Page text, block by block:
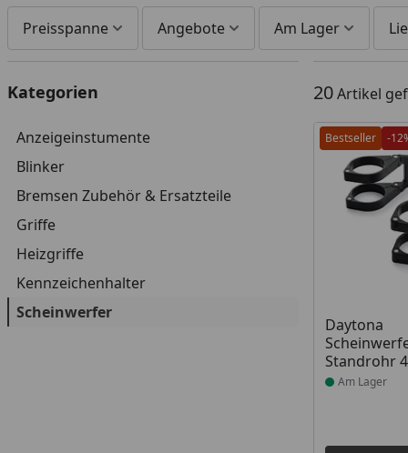
Preisspanne Angebote Am Lager
Kategorien
Anzeigeinstumente
Blinker
Bremsen Zubehör & Ersatzteile
Griffe
Heizgriffe
Kennzeichenhalter
Scheinwerfer
20Artikel
Bestseller -
Daytona
Standrohr
Produkt am
Am Lager